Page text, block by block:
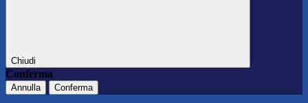
Chiudi
Conferma
Annulla Conferma